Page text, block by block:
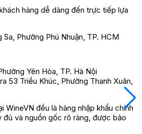
hàng dễ dàng đến trực tiếp lựa
Sa, Phường Phú Nhuận, TP. HCM
Yên Hòa, TP. Hà Nội
53 Triều Khúc, Phường Thanh Xuân,
WineVN đều là hàng nhập khẩu chính
đủ và nguồn gốc rõ ràng, được bảo